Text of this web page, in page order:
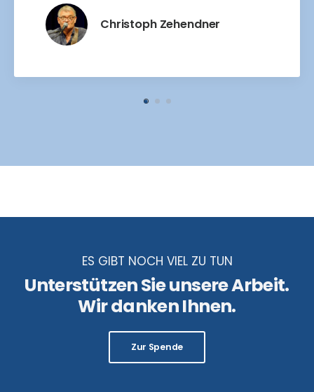
kommen wieder!Christoph Zehendner
ES GIBT NOCH VIEL ZU TUN
Unterstützen Sie unsere Arbeit.
Wir danken Ihnen.
Zur Spende